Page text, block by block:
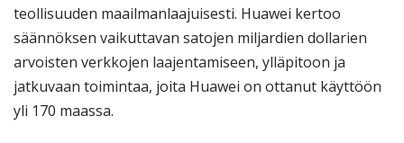
teollisuuden maailmanlaajuisesti. Huawei kertoo
säännöksen vaikuttavan satojen miljardien dollarien
arvoisten verkkojen laajentamiseen, ylläpitoon ja
jatkuvaan toimintaa, joita Huawei on ottanut käyttöön
yli 170 maassa.